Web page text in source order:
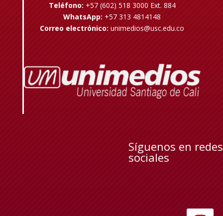
Teléfono: +57 (602) 518 3000 Ext. 884
WhatsApp: +57 313 4814148
Correo electrónico: unimedios@usc.edu.co
Síguenos en redes
sociales